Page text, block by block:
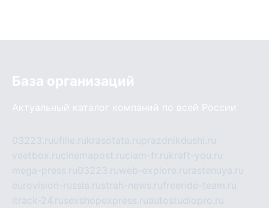
База организаций
Актуальный каталог компаний по всей России
03223.ruufille.rukrasotata.ruprazdnikdushi.ru
veetbox.rucinemapost.ruciam-fr.rukraft-you.ru
mega-press.ru03223.ruweb-explore.ru rastenuya.ru
eurovision-russia.rustrah-news.rufreeride-team.ru
itrack-24.rusexshopexpress.ruautostudiopro.ru